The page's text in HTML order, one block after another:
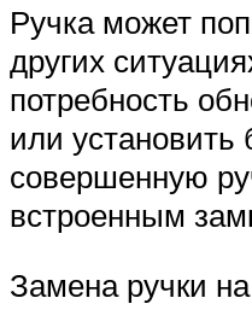
Ручка может
других
потребность
или установить
совершенную
встроенным
Замена ручки